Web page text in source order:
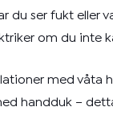
du ser fukt eller
om du inte
med våta
handduk –